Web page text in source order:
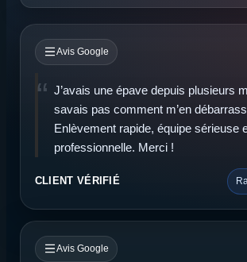
Avis Google
J’avais une épave depuis plusieurs
savais pas comment m’en
Enlèvement rapide, équipe sérieuse
professionnelle. Merci !
CLIENT VÉRIFIÉ
Avis Google